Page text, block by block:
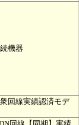
機器
回線実績認済モデ